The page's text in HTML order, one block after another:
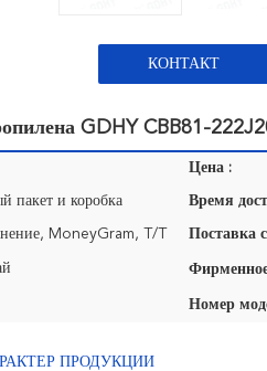
КОНТАКТ
GDHY CBB81-
Цена :
пакет и коробка Время
MoneyGram, T/T Поставка
Номер
ПРОДУКЦИИ